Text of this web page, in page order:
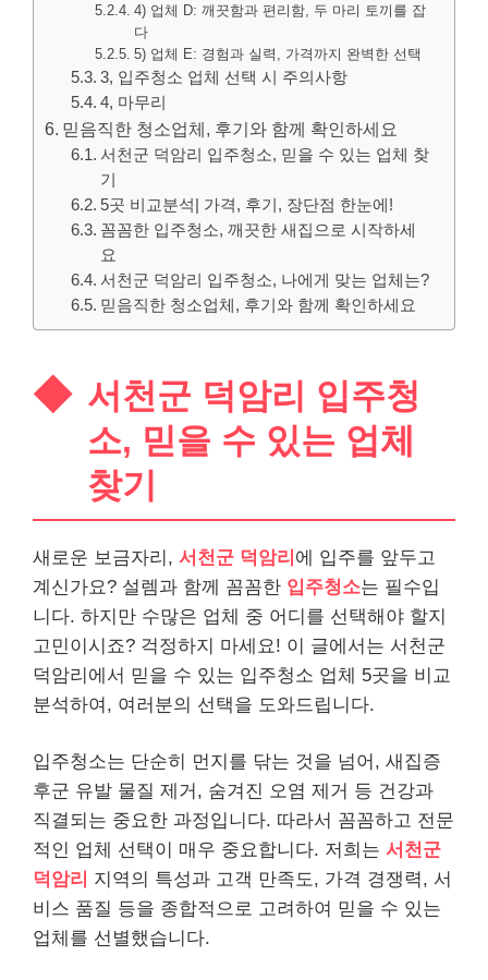
4) 업체 D: 깨끗함과 편리함, 두 마리 토끼를 잡
다
5) 업체 E: 경험과 실력, 가격까지 완벽한 선택
3, 입주청소 업체 선택 시 주의사항
4, 마무리
믿음직한 청소업체, 후기와 함께 확인하세요
서천군 덕암리 입주청소, 믿을 수 있는 업체 찾
기
5곳 비교분석| 가격, 후기, 장단점 한눈에!
꼼꼼한 입주청소, 깨끗한 새집으로 시작하세
요
서천군 덕암리 입주청소, 나에게 맞는 업체는?
믿음직한 청소업체, 후기와 함께 확인하세요
서천군 덕암리 입주청
소, 믿을 수 있는 업체
찾기
새로운 보금자리, 서천군 덕암리 에 입주를 앞두고
계신가요? 설렘과 함께 꼼꼼한 입주청소는 필수입
니다. 하지만 수많은 업체 중 어디를 선택해야 할지
고민이시죠? 걱정하지 마세요! 이 글에서는 서천군
덕암리에서 믿을 수 있는 입주청소 업체 5곳을 비교
분석하여, 여러분의 선택을 도와드립니다.
입주청소는 단순히 먼지를 닦는 것을 넘어, 새집증
후군 유발 물질 제거, 숨겨진 오염 제거 등 건강과
직결되는 중요한 과정입니다. 따라서 꼼꼼하고 전문
적인 업체 선택이 매우 중요합니다. 저희는 서천군
덕암리 지역의 특성과 고객 만족도, 가격 경쟁력, 서
비스 품질 등을 종합적으로 고려하여 믿을 수 있는
업체를 선별했습니다.